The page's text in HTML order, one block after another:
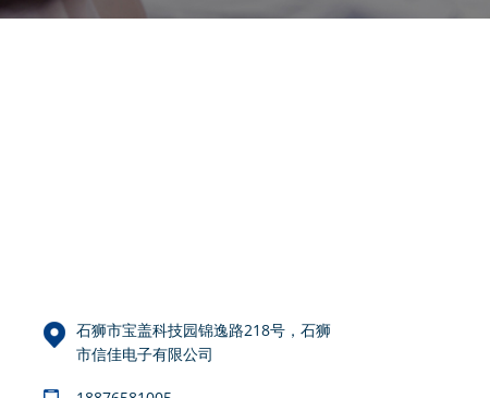
石狮市宝盖科技园锦逸路218号，石狮
市信佳电子有限公司